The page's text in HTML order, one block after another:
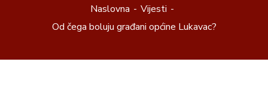
Naslovna
Vijesti
Od čega boluju građani općine Lukavac?